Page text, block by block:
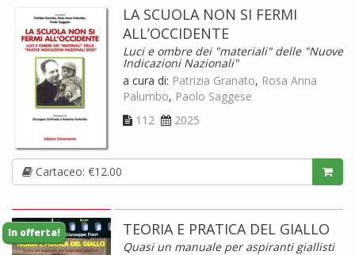
LA SCUOLA NON SI FERMI
ALL’OCCIDENTE
Luci e ombre dei "materiali" delle "Nuove
Indicazioni Nazionali"
a cura di: Patrizia Granato, Rosa Anna
Palumbo, Paolo Saggese
112
2025
Cartaceo: €12.00
In offerta! TEORIA E PRATICA DEL GIALLO
Quasi un manuale per aspiranti giallisti